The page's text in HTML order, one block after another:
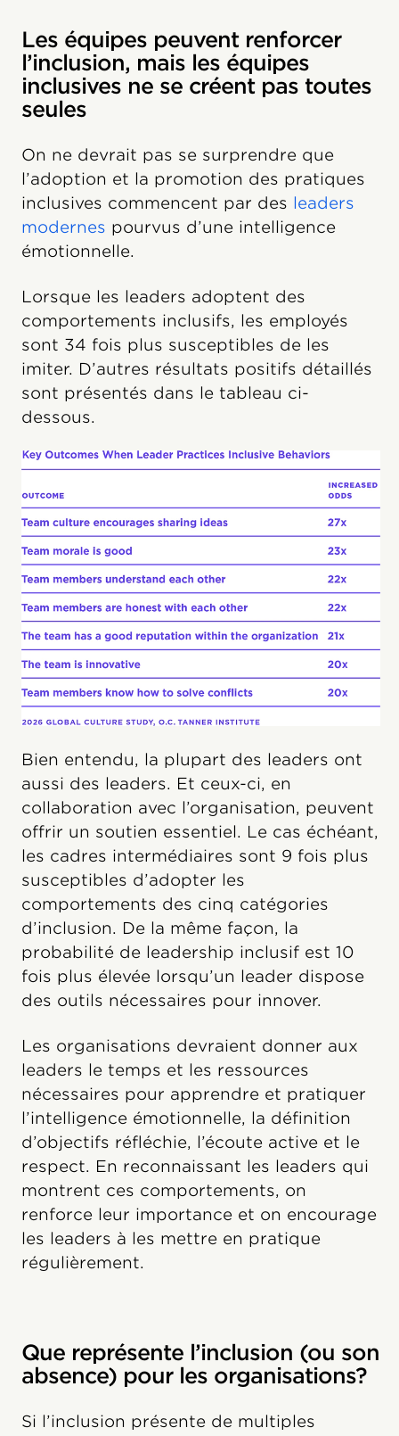
Les équipes peuvent renforcer
l’inclusion, mais les équipes
inclusives ne se créent pas toutes
seules
On ne devrait pas se surprendre que
l’adoption et la promotion des pratiques
inclusives commencent par des leaders
modernes pourvus d’une intelligence
émotionnelle.
Lorsque les leaders adoptent des
comportements inclusifs, les employés
sont 34 fois plus susceptibles de les
imiter. D’autres résultats positifs détaillés
sont présentés dans le tableau ci-
dessous.
Bien entendu, la plupart des leaders ont
aussi des leaders. Et ceux-ci, en
collaboration avec l’organisation, peuvent
offrir un soutien essentiel. Le cas échéant,
les cadres intermédiaires sont 9 fois plus
susceptibles d’adopter les
comportements des cinq catégories
d’inclusion. De la même façon, la
probabilité de leadership inclusif est 10
fois plus élevée lorsqu’un leader dispose
des outils nécessaires pour innover.
Les organisations devraient donner aux
leaders le temps et les ressources
nécessaires pour apprendre et pratiquer
l’intelligence émotionnelle, la définition
d’objectifs réfléchie, l’écoute active et le
respect. En reconnaissant les leaders qui
montrent ces comportements, on
renforce leur importance et on encourage
les leaders à les mettre en pratique
régulièrement.
Que représente l’inclusion (ou son
absence) pour les organisations?
Si l’inclusion présente de multiples